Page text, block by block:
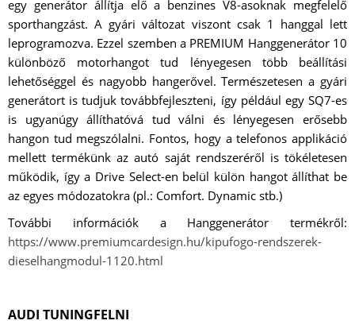
egy generátor állítja elő a benzines V8-asoknak megfelelő
sporthangzást. A gyári változat viszont csak 1 hanggal lett
leprogramozva. Ezzel szemben a PREMIUM Hanggenerátor 10
különböző motorhangot tud lényegesen több beállítási
lehetőséggel és nagyobb hangerővel. Természetesen a gyári
generátort is tudjuk továbbfejleszteni, így például egy SQ7-es
is ugyanúgy állíthatóvá tud válni és lényegesen erősebb
hangon tud megszólalni. Fontos, hogy a telefonos applikáció
mellett termékünk az autó saját rendszeréről is tökéletesen
működik, így a Drive Select-en belül külön hangot állíthat be
az egyes módozatokra (pl.: Comfort. Dynamic stb.)
További információk a Hanggenerátor termékről:
https://www.premiumcardesign.hu/kipufogo-rendszerek-
dieselhangmodul-1120.html
AUDI TUNINGFELNI